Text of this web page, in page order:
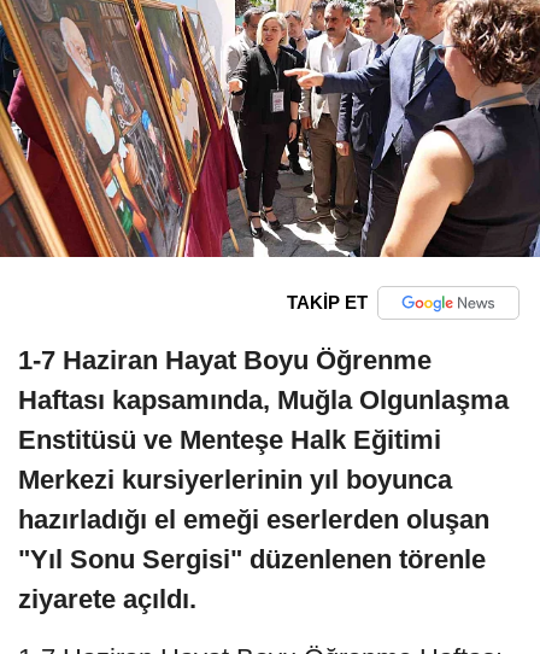
TAKİP ET
1-7 Haziran Hayat Boyu Öğrenme
Haftası kapsamında, Muğla Olgunlaşma
Enstitüsü ve Menteşe Halk Eğitimi
Merkezi kursiyerlerinin yıl boyunca
hazırladığı el emeği eserlerden oluşan
"Yıl Sonu Sergisi" düzenlenen törenle
ziyarete açıldı.